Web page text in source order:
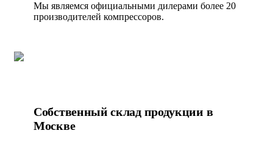
Мы являемся официальными дилерами более 20
производителей компрессоров.
Собственный склад продукции в
Москве